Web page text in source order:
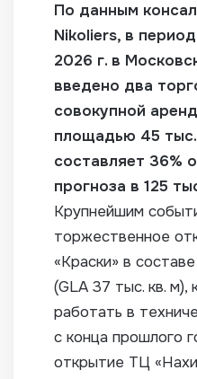
По данным
Nikoliers, в
2026 г. в
введено два
совокупной
площадью 45 тыс.
составляет 36%
прогноза в 125
Крупнейшим
торжественное
«Краски» в
(GLA 37 тыс. кв. м),
работать в
с конца прошлого
открытие ТЦ